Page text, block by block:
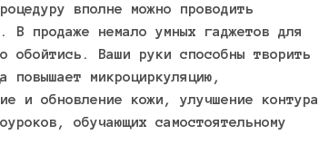
вполне можно проводить
В продаже немало умных гаджетов для
Ваши руки способны творить
повышает микроциркуляцию,
и обновление кожи, улучшение контура
обучающих самостоятельному